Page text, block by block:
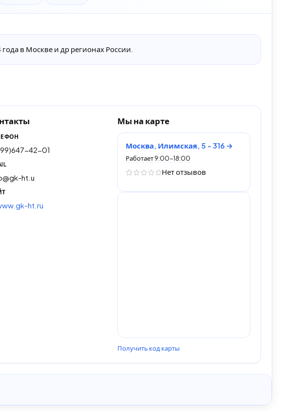
в Москве и др регионах России.
42-01
ht.u
ht.ru
Мы на карте
Москва, Илимская, 5 - 316
Работает 9:00-18:00
Нет отзывов
Получить код карты